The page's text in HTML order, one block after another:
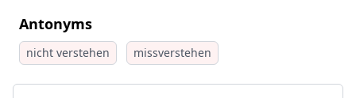
Antonyms
nicht verstehen missverstehen